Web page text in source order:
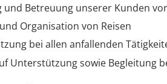
und Betreuung unserer Kunden
Organisation von Reisen
bei allen anfallenden
Unterstützung sowie Begleitung